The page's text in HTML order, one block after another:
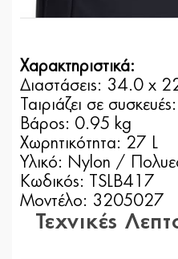
Χαρακτηριστικά:
Διαστάσεις: 34.0 x
Ταιριάζει σε
Βάρος: 0.95 kg
Χωρητικότητα: 27 L
Υλικό: Nylon /
Κωδικός: TSLB417
Μοντέλο: 3205027
Τεχνικές